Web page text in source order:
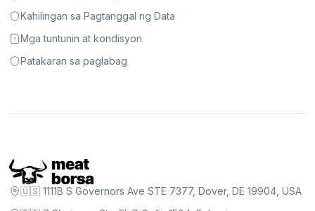
Kahilingan sa Pagtanggal ng Data
Mga tuntunin at kondisyon
Patakaran sa paglabag
🇺🇸 1111B S Governors Ave STE 7377, Dover, DE 19904, USA